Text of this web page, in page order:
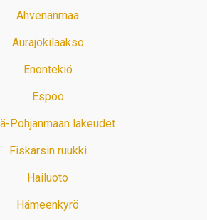
Ahvenanmaa
Aurajokilaakso
Enontekiö
Espoo
Pohjanmaan lakeudet
Fiskarsin ruukki
Hailuoto
Hämeenkyrö